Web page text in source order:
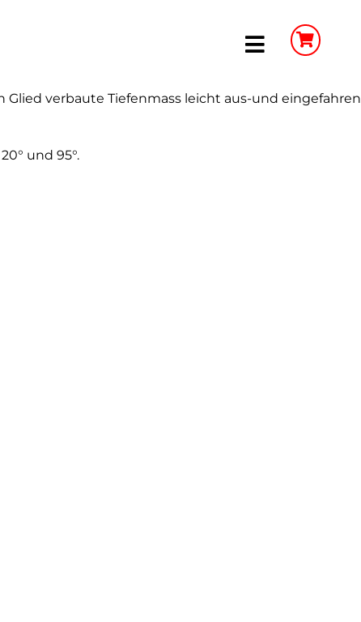
Toggle
verbaute Tiefenmass leicht aus-und eingefahren
und 95°.